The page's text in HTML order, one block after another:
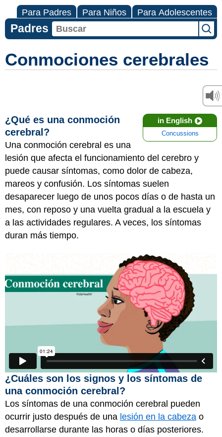
Para Padres Para Niños Para Adolescentes
Padres
Conmociones cerebrales
in English
Concussions
¿Qué es una conmoción
cerebral?
Una conmoción cerebral es una
lesión que afecta el funcionamiento del cerebro y
puede causar síntomas, como dolor de cabeza,
mareos y confusión. Los síntomas suelen
desaparecer luego de unos pocos días o de hasta un
mes, con reposo y una vuelta gradual a la escuela y
a las actividades regulares. A veces, los síntomas
duran más tiempo.
¿Cuáles son los signos y los síntomas de
una conmoción cerebral?
Los síntomas de una conmoción cerebral pueden
ocurrir justo después de una lesión en la cabeza o
desarrollarse durante las horas o días posteriores.